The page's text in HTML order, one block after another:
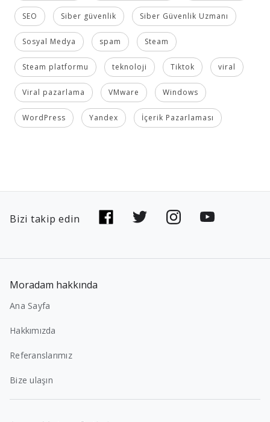
SEO Siber güvenlik Siber Güvenlik Uzmanı
Sosyal Medya spam Steam
Steam platformu teknoloji Tiktok viral
Viral pazarlama VMware Windows
WordPress Yandex İçerik Pazarlaması
Bizi takip edin
Moradam hakkında
Ana Sayfa
Hakkımızda
Referanslarımız
Bize ulaşın